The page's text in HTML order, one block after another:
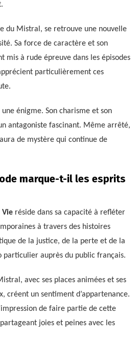
du Mistral, se retrouve une nouvelle
Sa force de caractère et son
mis à rude épreuve dans les épisodes
particulièrement ces
énigme. Son charisme et son
antagoniste fascinant. Même arrêté,
de mystère qui continue de
marque-t-il les esprits
Vie réside dans sa capacité à refléter
à travers des histoires
de la justice, de la perte et de la
particulier auprès du public français.
avec ses places animées et ses
créent un sentiment d’appartenance.
de faire partie de cette
joies et peines avec les